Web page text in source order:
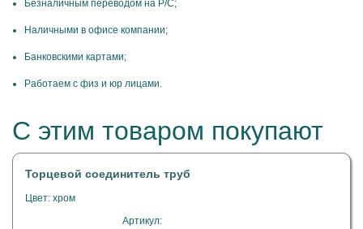
Безналичным переводом на Р/С;
Наличными в офисе компании;
Банковскими картами;
Работаем с физ и юр лицами.
С этим товаром покупают
Торцевой соединитель труб
Цвет: хром
Артикул: